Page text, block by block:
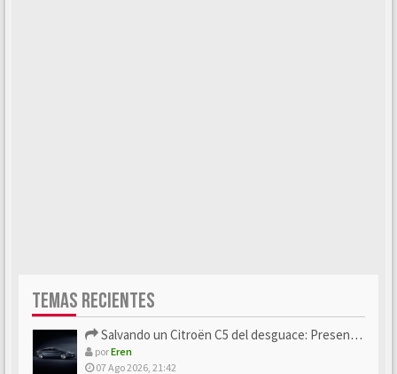
TEMAS RECIENTES
Salvando un Citroën C5 del desguace: Presentación y seguimiento
porEren
07 Ago 2026, 21:42